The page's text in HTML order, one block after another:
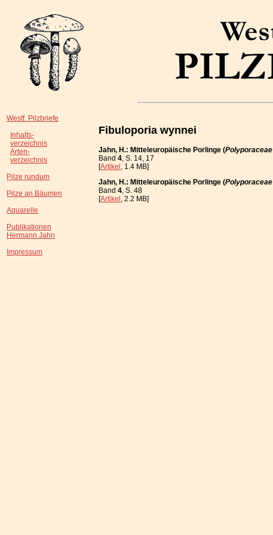
Westf. Pilzbriefe
Inhalts-
verzeichnis
Arten-
verzeichnis
Pilze rundum
Pilze an Bäumen
Aquarelle
Publikationen
Hermann Jahn
Impressum
Fibuloporia wynnei
Jahn, H.: Mitteleuropäische Porlinge (Polyporaceae
Band 4, S. 14, 17
[Artikel, 1.4 MB]
Jahn, H.: Mitteleuropäische Porlinge (Polyporaceae
Band 4, S. 48
[Artikel, 2.2 MB]